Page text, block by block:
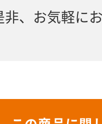
非、お気軽に